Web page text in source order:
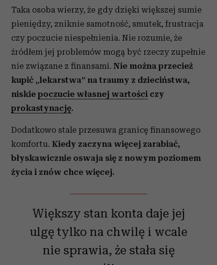
Taka osoba wierzy, że gdy dzięki większej sumie
pieniędzy, zniknie samotność, smutek, frustracja
czy poczucie niespełnienia. Nie rozumie, że
źródłem jej problemów mogą być rzeczy zupełnie
nie związane z finansami. Nie można przecież
kupić „lekarstwa” na traumy z dzieciństwa,
niskie poczucie własnej wartości czy
prokastynację.
Dodatkowo stale przesuwa granicę finansowego
komfortu. Kiedy zaczyna więcej zarabiać,
błyskawicznie oswaja się z nowym poziomem
życia i znów chce więcej.
Większy stan konta daje jej
ulgę tylko na chwilę i wcale
nie sprawia, że stała się